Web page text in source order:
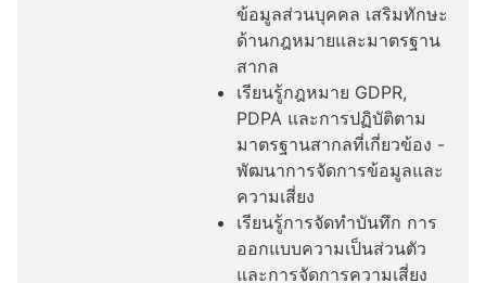
ข้อมูลส่วนบุคคล เสริมทักษะ
ด้านกฎหมายและมาตรฐาน
สากล
เรียนรู้กฎหมาย GDPR,
PDPA และการปฏิบัติตาม
มาตรฐานสากลที่เกี่ยวข้อง -
พัฒนาการจัดการข้อมูลและ
ความเสี่ยง
เรียนรู้การจัดทำบันทึก การ
ออกแบบความเป็นส่วนตัว
และการจัดการความเสี่ยง